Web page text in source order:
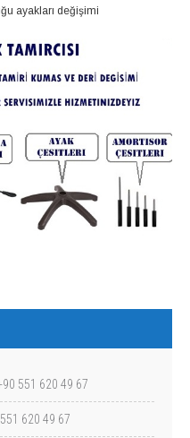
ayakları değişimi
551 620 49 67
620 49 67